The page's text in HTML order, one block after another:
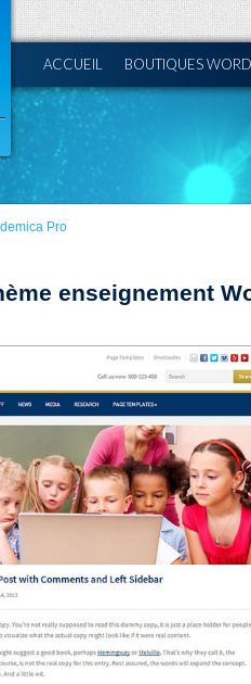
ACCUEIL BOUTIQUES
Pro
enseignement